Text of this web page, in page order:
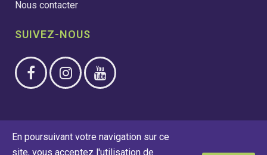
Nous contacter
SUIVEZ-NOUS
Tous droits réservés ©2026 SMICTOM de la Région de
En poursuivant votre navigation sur ce
site, vous acceptez l'utilisation de